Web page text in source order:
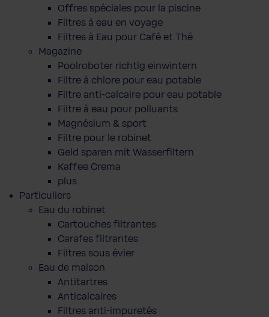
Offres spéciales pour la piscine
Filtres à eau en voyage
Filtres à Eau pour Café et Thé
Magazine
Poolroboter richtig einwintern
Filtre à chlore pour eau potable
Filtre anti-calcaire pour eau potable
Filtre à eau pour polluants
Magnésium & sport
Filtre pour le robinet
Geld sparen mit Wasserfiltern
Kaffee Crema
plus
Particuliers
Eau du robinet
Cartouches filtrantes
Carafes filtrantes
Filtres sous évier
Eau de maison
Antitartres
Anticalcaires
Filtres anti-impuretés